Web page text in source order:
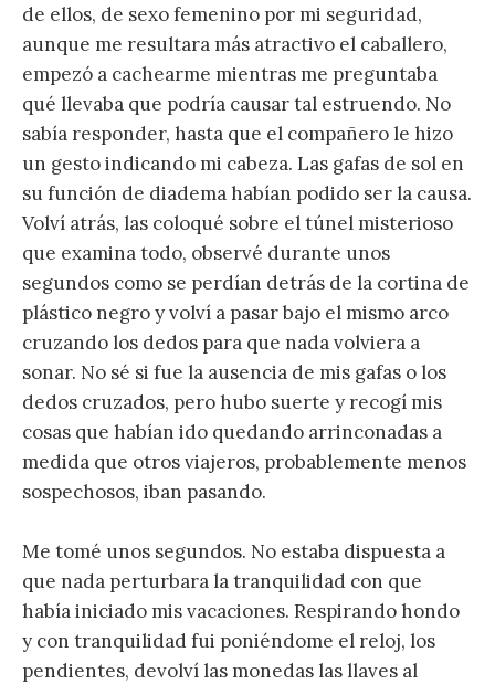
de ellos, de sexo femenino por mi seguridad,
aunque me resultara más atractivo el caballero,
empezó a cachearme mientras me preguntaba
qué llevaba que podría causar tal estruendo. No
sabía responder, hasta que el compañero le hizo
un gesto indicando mi cabeza. Las gafas de sol en
su función de diadema habían podido ser la causa.
Volví atrás, las coloqué sobre el túnel misterioso
que examina todo, observé durante unos
segundos como se perdían detrás de la cortina de
plástico negro y volví a pasar bajo el mismo arco
cruzando los dedos para que nada volviera a
sonar. No sé si fue la ausencia de mis gafas o los
dedos cruzados, pero hubo suerte y recogí mis
cosas que habían ido quedando arrinconadas a
medida que otros viajeros, probablemente menos
sospechosos, iban pasando.
Me tomé unos segundos. No estaba dispuesta a
que nada perturbara la tranquilidad con que
había iniciado mis vacaciones. Respirando hondo
y con tranquilidad fui poniéndome el reloj, los
pendientes, devolví las monedas las llaves al